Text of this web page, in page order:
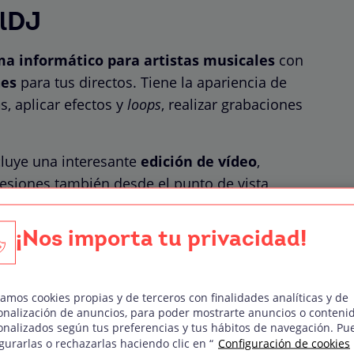
informático para artistas musicales con
para tus directos. Tiene la apariencia de
aplicar efectos y loops, realizar grabaciones
una interesante edición de vídeo,
también desde el punto de vista
para PC como para Mac, con distintas
cobro y de las funcionalidades que lleve
todas las funciones.
con licencia y pago mensual o anual.
las opciones de pago, diseñado para el uso
¡Nos importa tu privacidad!
cookies propias y de terceros con finalidades analíticas y de
de anuncios, para poder mostrarte anuncios o
según tus preferencias y tus hábitos de navegación.
o rechazarlas haciendo clic en “ Configuración de cookies